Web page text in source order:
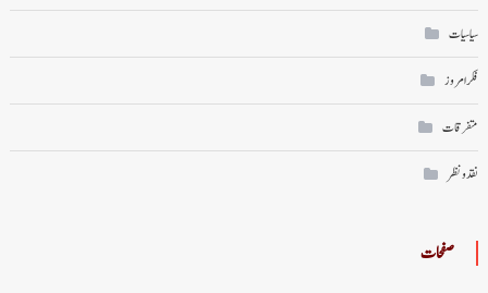
سیاسیات
فکر امروز
متفرقات
نقد ونظر
صفحات